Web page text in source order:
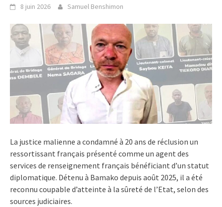
8 juin 2026 Samuel Benshimon
La justice malienne a condamné à 20 ans de réclusion un
ressortissant français présenté comme un agent des
services de renseignement français bénéficiant d’un statut
diplomatique. Détenu à Bamako depuis août 2025, il a été
reconnu coupable d’atteinte à la sûreté de l’Etat, selon des
sources judiciaires.